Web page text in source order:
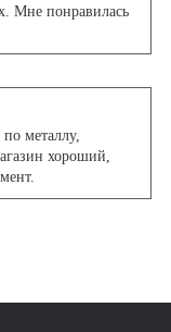
Мне понравилась
металлу,
хороший,